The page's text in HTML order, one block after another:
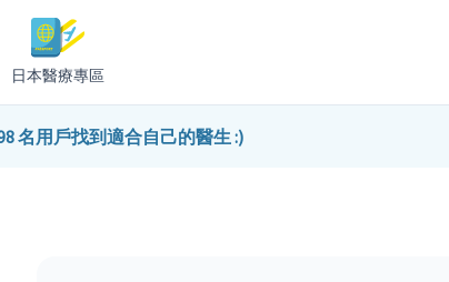
日本醫療專區
名用戶找到適合自己的醫生 :)